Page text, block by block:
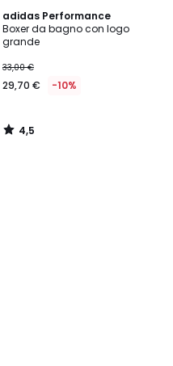
adidas Performance
Boxer da bagno con logo
grande
33,00 €
29,70 € -10%
4,5
/ 5
4,5
/